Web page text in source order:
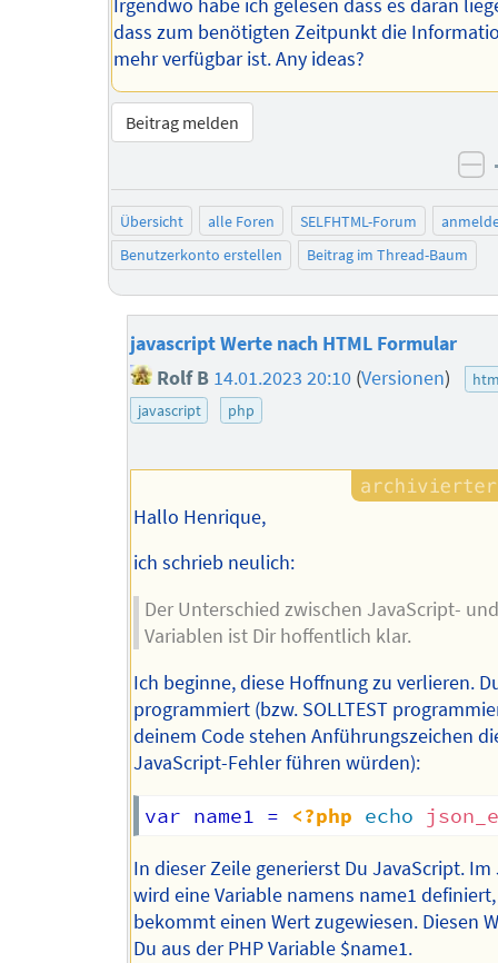
Irgendwo habe ich gelesen dass es daran
dass zum benötigten Zeitpunkt die
mehr verfügbar ist. Any ideas?
Beitrag melden
Übersicht alle Foren SELFHTML-Forum
Benutzerkonto erstellen
Beitrag im Thread-Baum
javascript Werte nach HTML Formular
Rolf B 14.01.2023 20:10 (Versionen)
javascript
php
Hallo Henrique,
ich schrieb neulich:
Der Unterschied zwischen JavaScript-
Variablen ist Dir hoffentlich klar.
Ich beginne, diese Hoffnung zu verlieren.
programmiert (bzw. SOLLTEST
deinem Code stehen Anführungszeichen
JavaScript-Fehler führen würden):
var name1 = <?php echo
In dieser Zeile generierst Du JavaScript. Im
wird eine Variable namens name1
bekommt einen Wert zugewiesen. Diesen
Du aus der PHP Variable $name1.